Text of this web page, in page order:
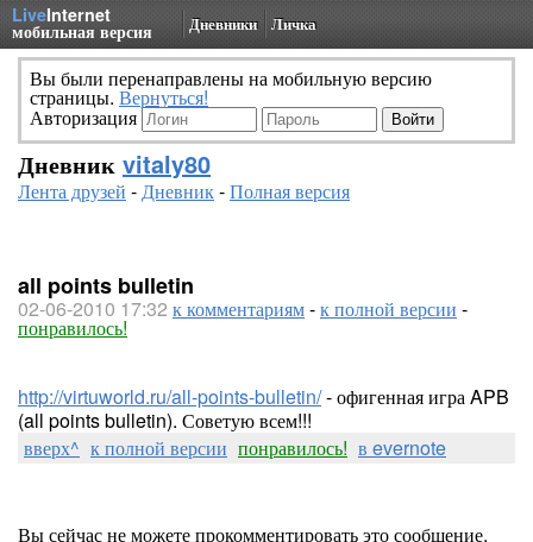
LiveInternet
мобильная версия Дневники Личка
Вы были перенаправлены на мобильную версию
страницы. Вернуться!
Авторизация
Дневник vitaly80
Лента друзей -Дневник-Полная версия
all points bulletin
02-06-2010 17:32 к комментариям-к полной версии -
понравилось!
http://virtuworld.ru/all-points-bulletin/- офигенная игра APB
(all points bulletin). Советую всем!!!
вверх^ к полной версии понравилось! в evernote
Вы сейчас не можете прокомментировать это сообщение.